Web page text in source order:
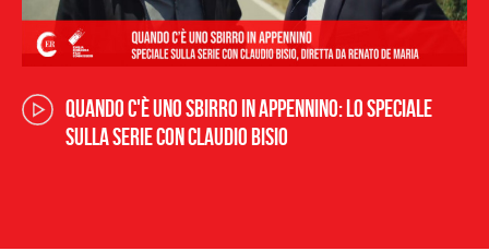
Quando c'è Uno sbirro in Appennino: lo speciale
sulla serie con Claudio Bisio